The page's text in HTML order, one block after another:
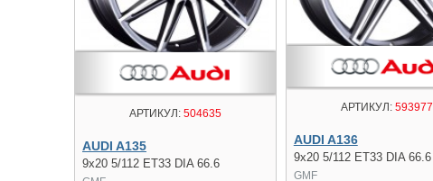
АРТИКУЛ:504635
AUDI A135
9x20 5/112 ET33 DIA 66.6
АРТИКУЛ:593977
AUDI A136
9x20 5/112 ET33 DIA 66.6
GMF